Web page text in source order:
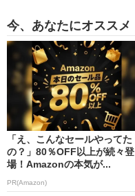
今、あなたにオススメ
「え、こんなセールやってた
の？」80％OFF以上が続々登
場！Amazonの本気が...
PR(Amazon)